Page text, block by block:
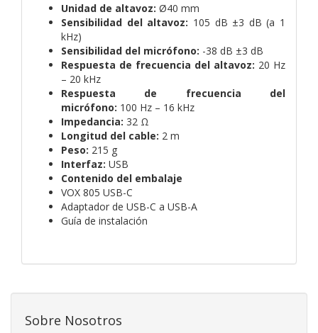
Unidad de altavoz: Ø40 mm
Sensibilidad del altavoz: 105 dB ±3 dB (a 1
kHz)
Sensibilidad del micrófono: -38 dB ±3 dB
Respuesta de frecuencia del altavoz: 20 Hz
– 20 kHz
Respuesta de frecuencia del
micrófono: 100 Hz – 16 kHz
Impedancia: 32 Ω
Longitud del cable: 2 m
Peso: 215 g
Interfaz: USB
Contenido del embalaje
VOX 805 USB-C
Adaptador de USB-C a USB-A
Guía de instalación
Sobre Nosotros